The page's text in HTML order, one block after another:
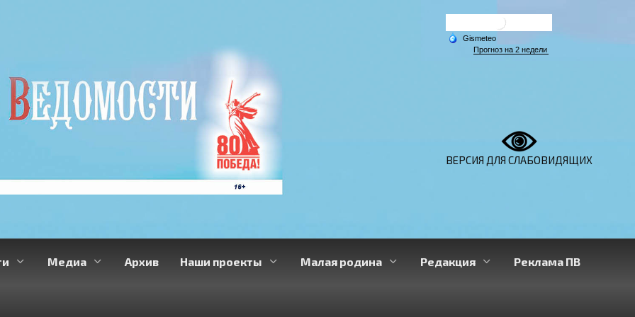
ВЕРСИЯ ДЛЯ СЛАБОВИДЯЩИХ
Медиа Архив Наши проекты Малая родина Редакция Реклама ПВ